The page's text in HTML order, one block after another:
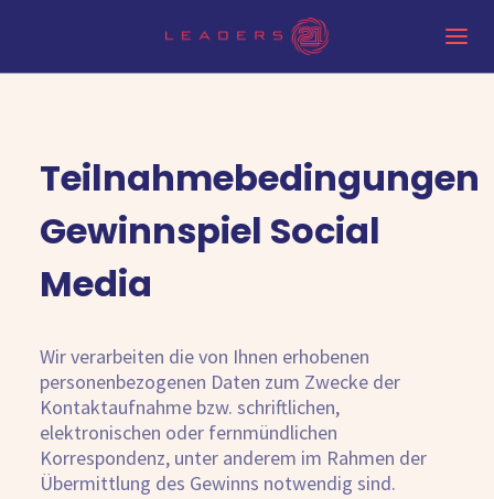
Teilnahmebedingungen
Gewinnspiel Social
Media
Wir verarbeiten die von Ihnen erhobenen
personenbezogenen Daten zum Zwecke der
Kontaktaufnahme bzw. schriftlichen,
elektronischen oder fernmündlichen
Korrespondenz, unter anderem im Rahmen der
Übermittlung des Gewinns notwendig sind.